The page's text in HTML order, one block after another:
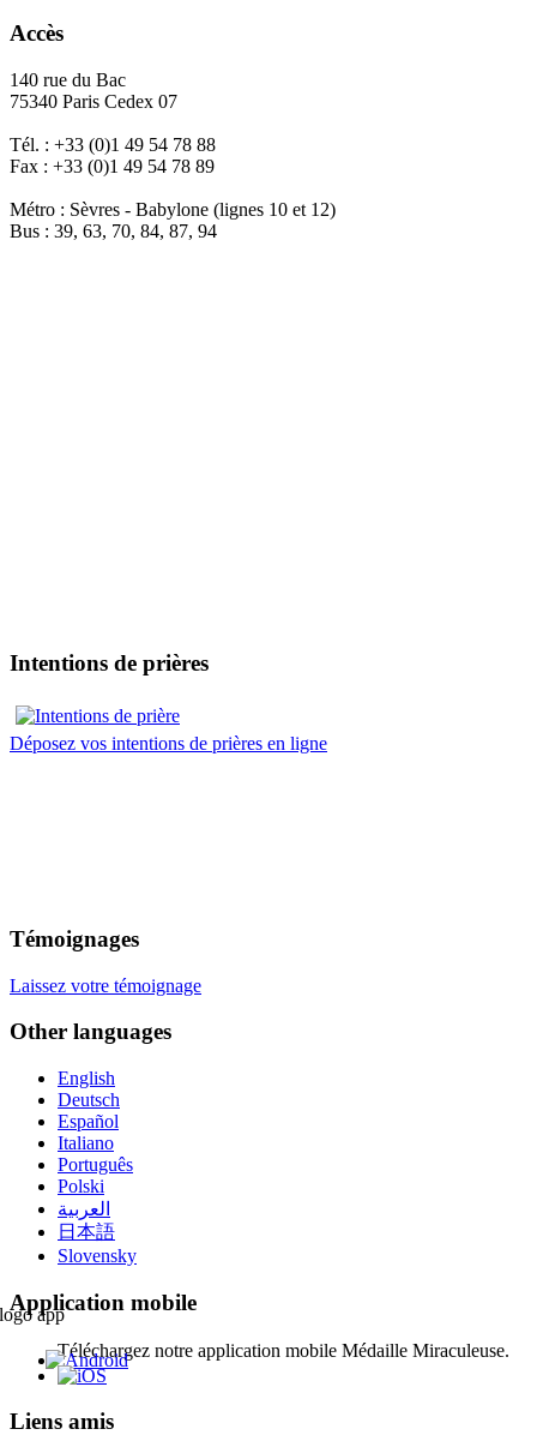
Accès
140 rue du Bac
75340 Paris Cedex 07
Tél. : +33 (0)1 49 54 78 88
Fax : +33 (0)1 49 54 78 89
Métro : Sèvres - Babylone (lignes 10 et 12)
Bus : 39, 63, 70, 84, 87, 94
Intentions de prières
Déposez vos intentions de prières en ligne
Témoignages
Laissez votre témoignage
Other languages
English
Deutsch
Español
Italiano
Português
Polski
العربية
日本語
Slovensky
Application mobile
Téléchargez notre application mobile Médaille Miraculeuse.
Liens amis